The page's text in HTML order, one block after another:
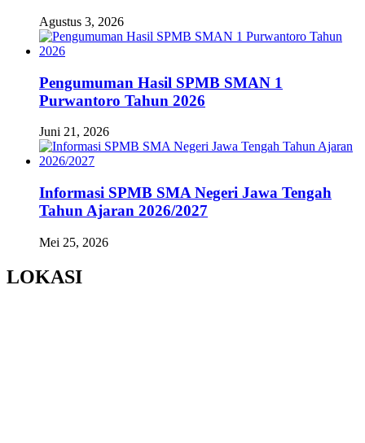
Agustus 3, 2026
Pengumuman Hasil SPMB SMAN 1
Purwantoro Tahun 2026
Juni 21, 2026
Informasi SPMB SMA Negeri Jawa Tengah
Tahun Ajaran 2026/2027
Mei 25, 2026
LOKASI